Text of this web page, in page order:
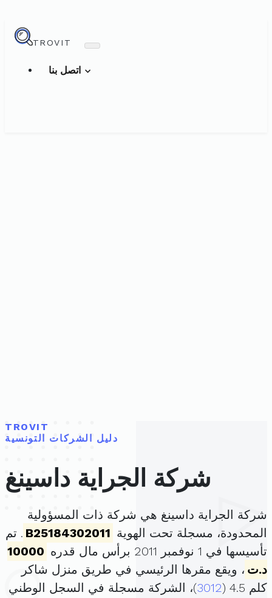
TROVIT
TROVIT
دليل الشركات التونسية
شركة الجراية داسينغ
شركة الجراية داسينغ هي شركة ذات المسؤولية
المحدودة، مسجلة تحت الهوية B25184302011 . تم
تأسيسها في 1 نوفمبر 2011 برأس مال قدره
10000
د.ت ، ويقع مقرها الرئيسي في طريق منزل شاكر
كلم 4.5 (
3012)، الشركة مسجلة في السجل الوطني